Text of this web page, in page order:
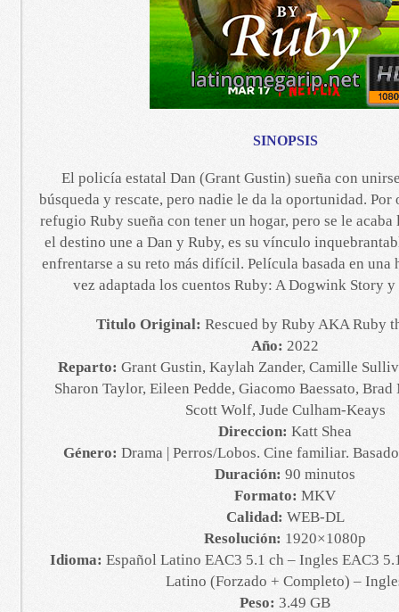
SINOPSIS
El policía estatal Dan (Grant Gustin) sueña con
búsqueda y rescate, pero nadie le da la oportunidad.
refugio Ruby sueña con tener un hogar, pero se le acaba
el destino une a Dan y Ruby, es su vínculo
enfrentarse a su reto más difícil. Película basada en una
vez adaptada los cuentos Ruby: A Dogwink Story
Titulo Original: Rescued by Ruby AKA Ruby
Año: 2022
Reparto: Grant Gustin, Kaylah Zander, Camille
Sharon Taylor, Eileen Pedde, Giacomo Baessato,
Scott Wolf, Jude Culham-Keays
Direccion: Katt Shea
Género: Drama | Perros/Lobos. Cine familiar.
Duración: 90 minutos
Formato: MKV
Calidad: WEB-DL
Resolución: 1920×1080p
Idioma: Español Latino EAC3 5.1 ch – Ingles EAC3
Latino (Forzado + Completo) –
Peso: 3.49 GB